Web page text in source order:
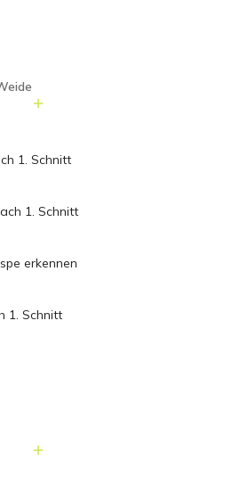
1. Schnitt
1. Schnitt
erkennen
1. Schnitt